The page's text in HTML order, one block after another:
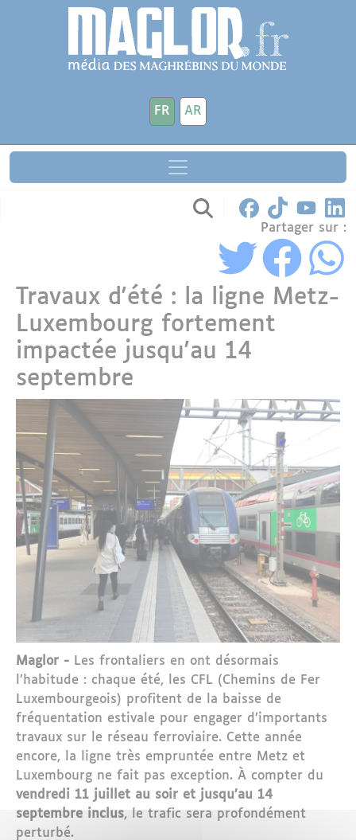
Aller au contenu principal
FR AR
Partager sur :
Travaux d'été : la ligne Metz-
Luxembourg fortement
impactée jusqu'au 14
septembre
Maglor - Les frontaliers en ont désormais
l’habitude : chaque été, les CFL (Chemins de Fer
Luxembourgeois) profitent de la baisse de
fréquentation estivale pour engager d’importants
travaux sur le réseau ferroviaire. Cette année
encore, la ligne très empruntée entre Metz et
Luxembourg ne fait pas exception. À compter du
vendredi 11 juillet au soir et jusqu’au 14
septembre inclus, le trafic sera profondément
perturbé.
Panneau de gestion des cookies